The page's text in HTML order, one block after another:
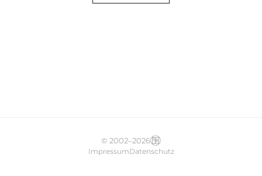
© 2002–2026
ImpressumDatenschutz